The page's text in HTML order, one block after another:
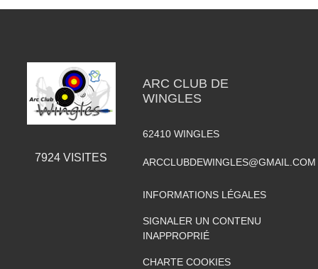
7924 VISITES
ARC CLUB DE
WINGLES
62410 WINGLES
ARCCLUBDEWINGLES@GMAIL.COM
INFORMATIONS LÉGALES
SIGNALER UN CONTENU
INAPPROPRIÉ
CHARTE COOKIES